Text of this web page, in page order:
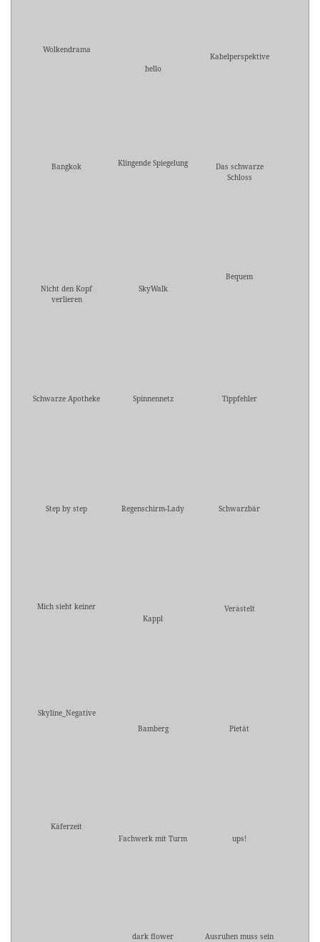
Wolkendrama
hello
Kabelperspektive
Bangkok Klingende Spiegelung
Das schwarze
Schloss
Nicht den Kopf
verlieren
SkyWalk
Bequem
Schwarze Apotheke Spinnennetz Tippfehler
Step by step Regenschirm-Lady Schwarzbär
Mich sieht keiner
Kappl
Verästelt
Skyline_Negative
Bamberg
Pietät
Käferzeit
Fachwerk mit Turm
ups!
dark flower Ausruhen muss sein